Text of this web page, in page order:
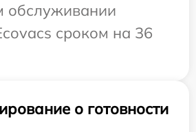
обслуживании
сроком на 36
о готовности